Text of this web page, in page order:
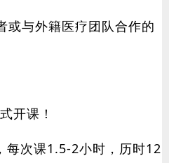
或与外籍医疗团队合作的
开课！
每次课1.5-2小时，历时12